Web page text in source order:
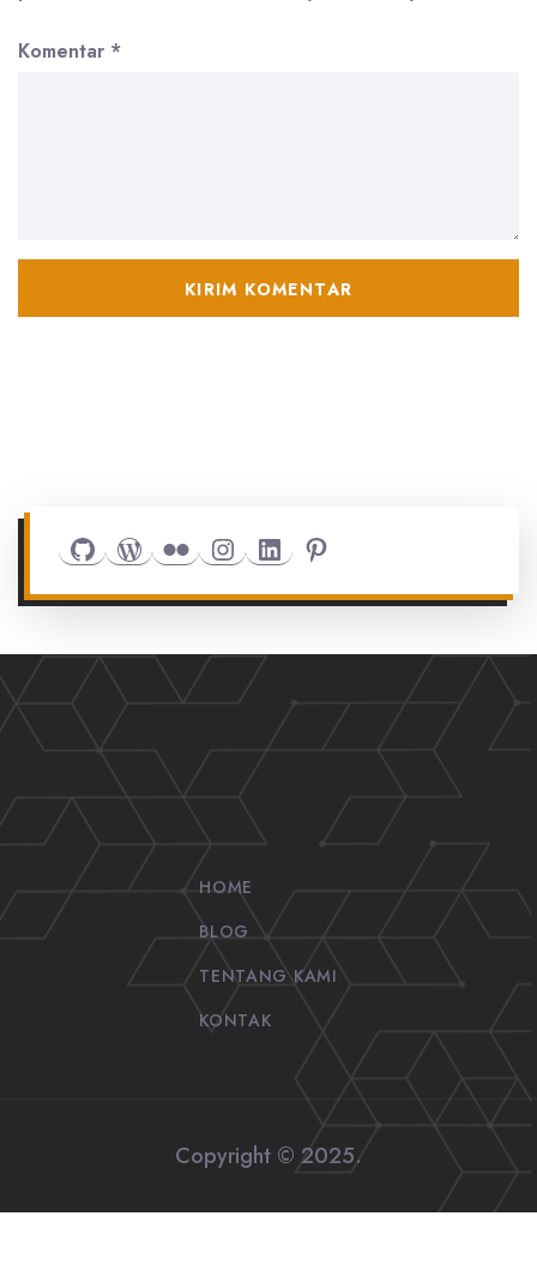
Komentar *
GithubWordPress
FlickrInstagram
LinkedInPinterest
HOME
BLOG
TENTANG KAMI
KONTAK
Copyright © 2025.